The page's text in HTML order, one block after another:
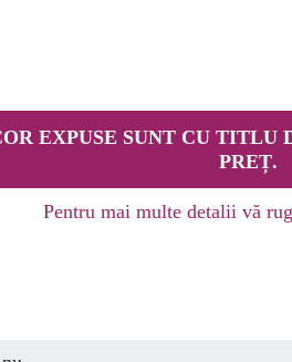
EXPUSE SUNT CU TITLU
PREȚ.
Pentru mai multe detalii vă